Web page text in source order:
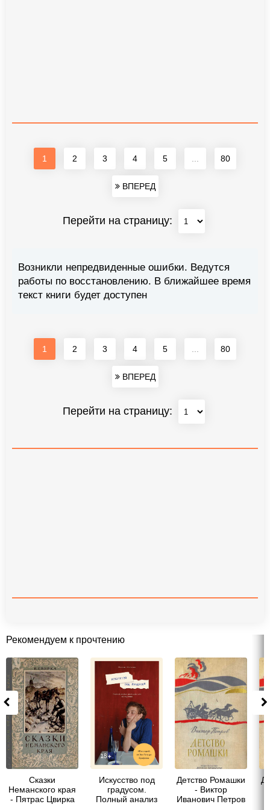
1 2 3 4 5 80
ВПЕРЕД
Перейти на страницу:
Возникли непредвиденные ошибки. Ведутся
работы по восстановлению. В ближайшее время
текст книги будет доступен
1 2 3 4 5 80
ВПЕРЕД
Перейти на страницу:
Рекомендуем к прочтению
Сказки
Неманского края
- Пятрас Цвирка
Искусство под
градусом.
Полный анализ
Детство Ромашки
- Виктор
Иванович Петров